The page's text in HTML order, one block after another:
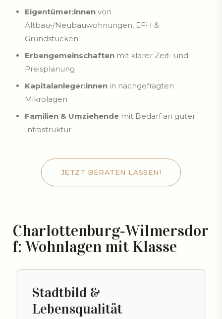
Eigentümer:innen von
Altbau‑/Neubauwohnungen, EFH &
Grundstücken
Erbengemeinschaften mit klarer Zeit‑ und
Preisplanung
Kapitalanleger:innen in nachgefragten
Mikrolagen
Familien & Umziehende mit Bedarf an guter
Infrastruktur
JETZT BERATEN LASSEN!
JETZT BERATEN LASSEN!
Charlottenburg‑Wilmersdor
f: Wohnlagen mit Klasse
Stadtbild &
Lebensqualität